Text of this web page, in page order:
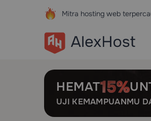
Mitra hosting web
HEMAT
UJI KEMAMPUANMU